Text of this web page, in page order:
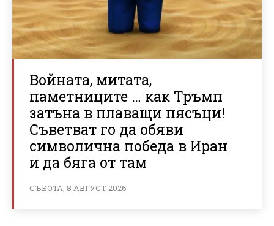
Войната, митата,
паметниците … как Тръмп
затъна в плаващи пясъци!
Съветват го да обяви
символична победа в Иран
и да бяга от там
СЪБОТА, 8 АВГУСТ 2026